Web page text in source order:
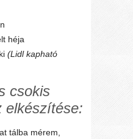
héja
(Lidl kapható
csokis
elkészítése:
tálba mérem,